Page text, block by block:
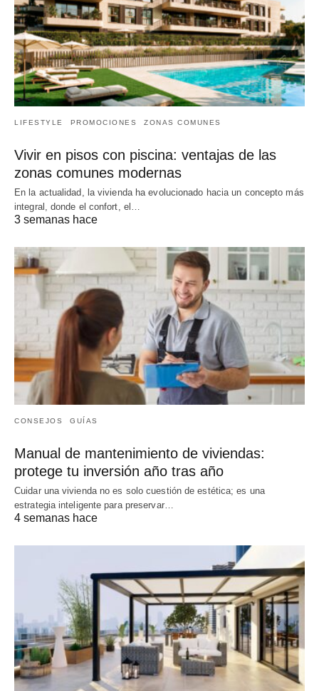
LIFESTYLE PROMOCIONES ZONAS COMUNES
Vivir en pisos con piscina: ventajas de las
zonas comunes modernas
En la actualidad, la vivienda ha evolucionado hacia un concepto más
integral, donde el confort, el…
3 semanas hace
CONSEJOS GUÍAS
Manual de mantenimiento de viviendas:
protege tu inversión año tras año
Cuidar una vivienda no es solo cuestión de estética; es una
estrategia inteligente para preservar…
4 semanas hace